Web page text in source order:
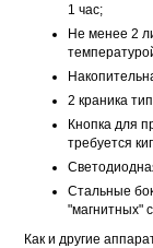
1 час;
Не менее 2
2 краника
Кнопка для
требуется
Стальные
"магнитных"
Как и другие